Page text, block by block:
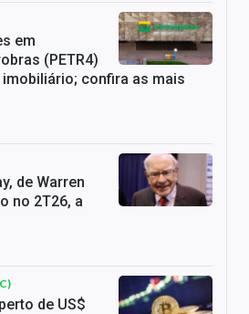
em
(PETR4)
confira as mais
de Warren
no 2T26, a
de US$